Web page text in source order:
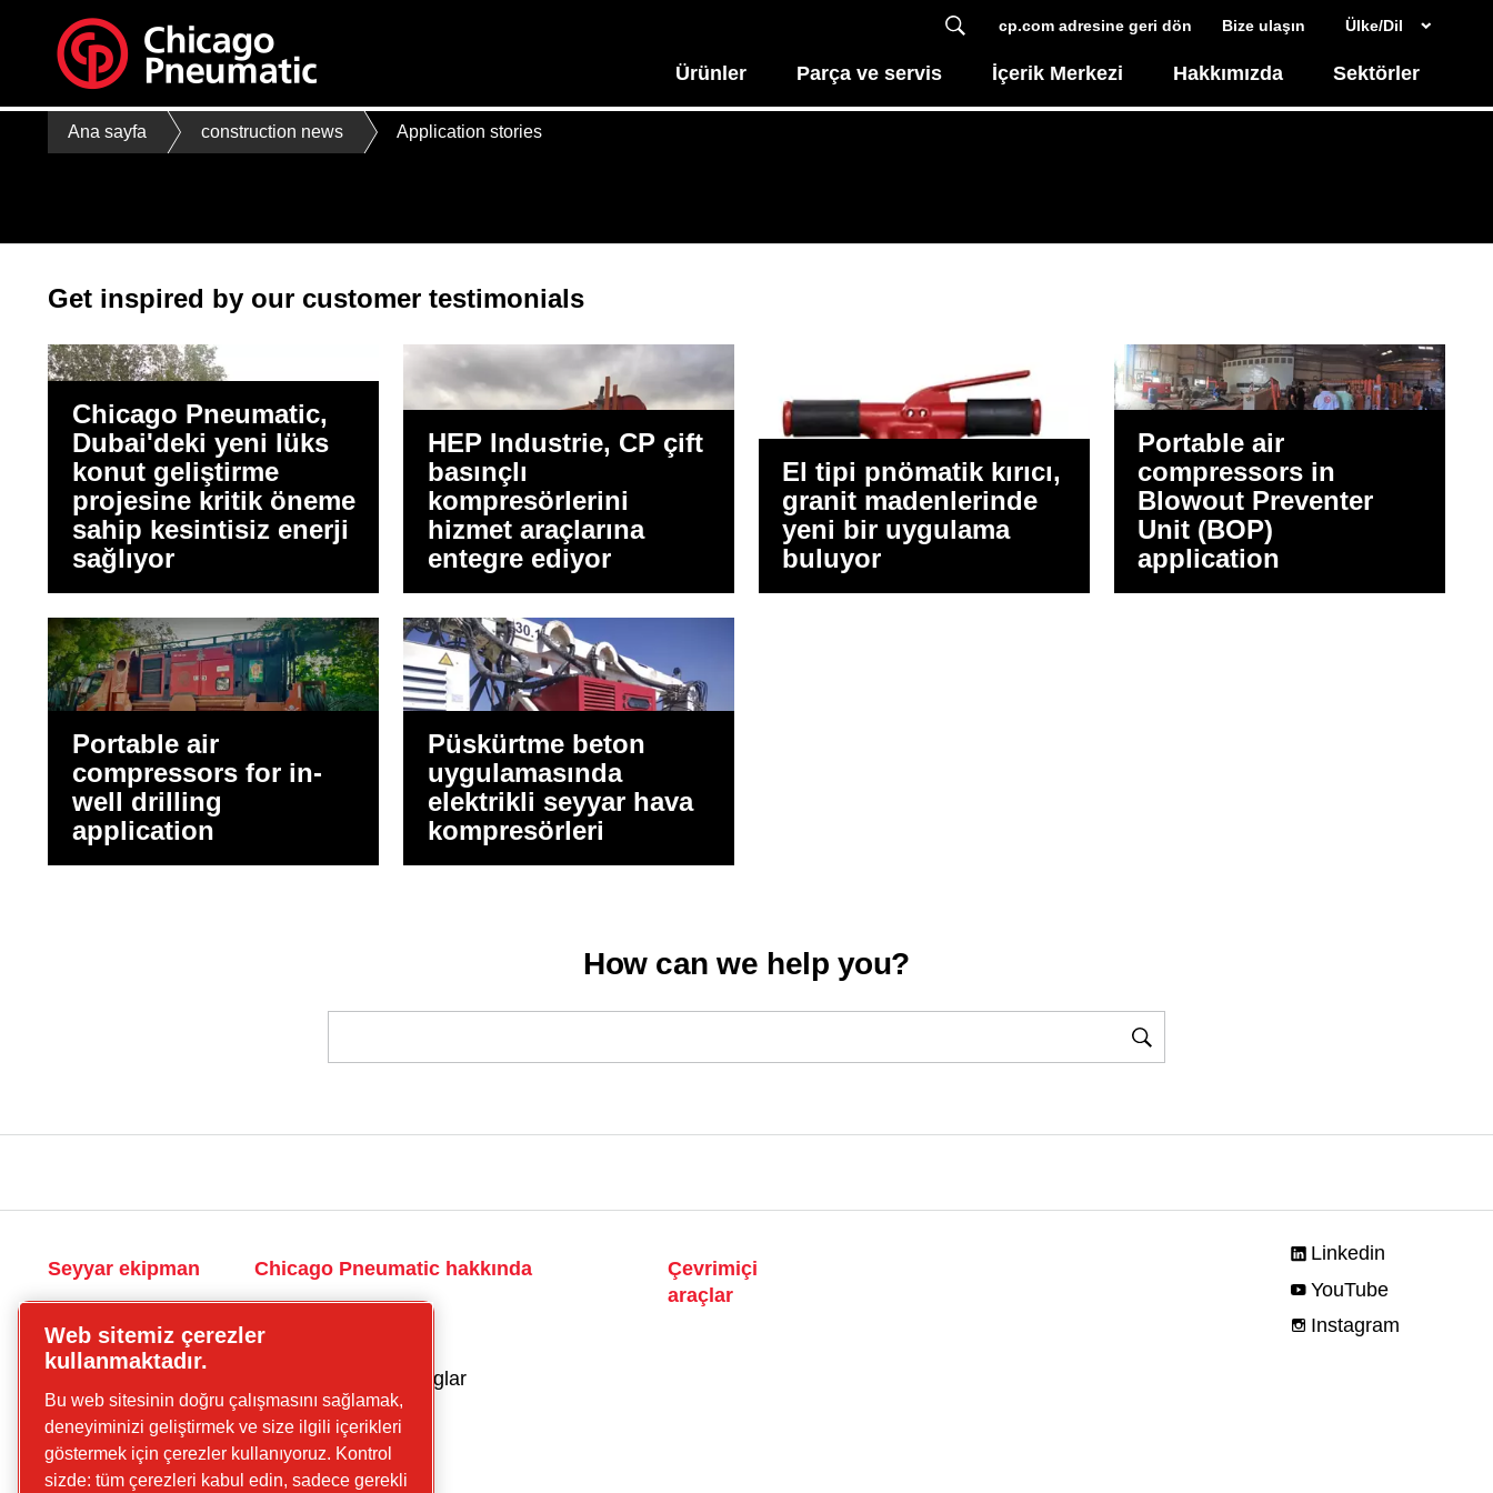
Ülke/Dil
cp.com adresine geri dön Bize ulaşın
Ürünler Parça ve servis İçerik Merkezi Hakkımızda Sektörler
Ana sayfa construction news Application stories
Get inspired by our customer testimonials
Chicago Pneumatic,
Dubai'deki yeni lüks
konut geliştirme
projesine kritik öneme
sahip kesintisiz enerji
sağlıyor
HEP Industrie, CP çift
basınçlı
kompresörlerini
hizmet araçlarına
entegre ediyor
El tipi pnömatik kırıcı,
granit madenlerinde
yeni bir uygulama
buluyor
Portable air
compressors in
Blowout Preventer
Unit (BOP)
application
Portable air
compressors for in-
well drilling
application
Püskürtme beton
uygulamasında
elektrikli seyyar hava
kompresörleri
How can we help you?
Seyyar ekipman
Seyyar hava
kompresörleri
El tipi hidrolik
aletler
El tipi
pnömatik
Chicago Pneumatic hakkında
Geçmiş
İçerik merkezi: bloglar
İletişime geçin
El Aletleri için
Çevrimiçi
araçlar
Linkedin
YouTube
Instagram
Web sitemiz çerezler
kullanmaktadır.
Bu web sitesinin doğru çalışmasını sağlamak,
deneyiminizi geliştirmek ve size ilgili içerikleri
göstermek için çerezler kullanıyoruz. Kontrol
sizde: tüm çerezleri kabul edin, sadece gerekli